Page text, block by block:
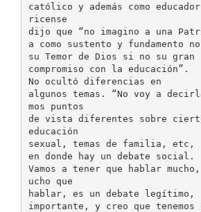
católico y además como
ricense
dijo que “no imagino a una
a como sustento y fundamento
su Temor de Dios si no su gran
compromiso con la educación”.
No ocultó diferencias en
algunos temas. “No voy a
mos puntos
de vista diferentes sobre
educación
sexual, temas de familia, etc,
en donde hay un debate social.
Vamos a tener que hablar
ucho que
hablar, es un debate legítimo,
importante, y creo que tenemos